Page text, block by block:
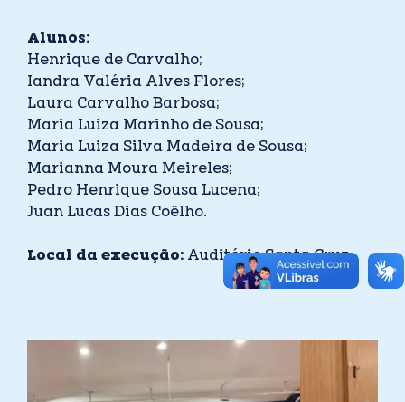
Alunos:
Henrique de Carvalho;
Iandra Valéria Alves Flores;
Laura Carvalho Barbosa;
Maria Luiza Marinho de Sousa;
Maria Luiza Silva Madeira de Sousa;
Marianna Moura Meireles;
Pedro Henrique Sousa Lucena;
Juan Lucas Dias Coêlho.
Local da execução: Auditório Santa Cruz